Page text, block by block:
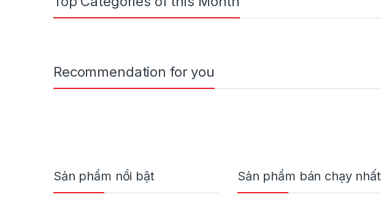
Recommendation for you
Brands Carousel
Sản phẩm nổi bật Sản phẩm bán chạy nhất